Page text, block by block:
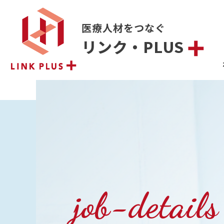
医療人材をつなぐ
リンク・PLUS
job-details